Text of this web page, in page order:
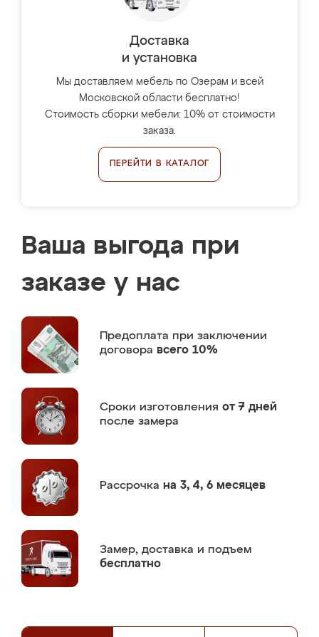
Доставка
и установка
Мы доставляем мебель по Озерам и всей
Московской области бесплатно!
Стоимость сборки мебели: 10% от стоимости
заказа.
ПЕРЕЙТИ В КАТАЛОГ
Ваша выгода при
заказе у нас
Предоплата при заключении
договора всего 10%
Сроки изготовления от 7 дней
после замера
Рассрочка на 3, 4, 6 месяцев
Замер, доставка и подъем
бесплатно